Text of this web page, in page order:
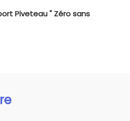
Piveteau " Zéro sans